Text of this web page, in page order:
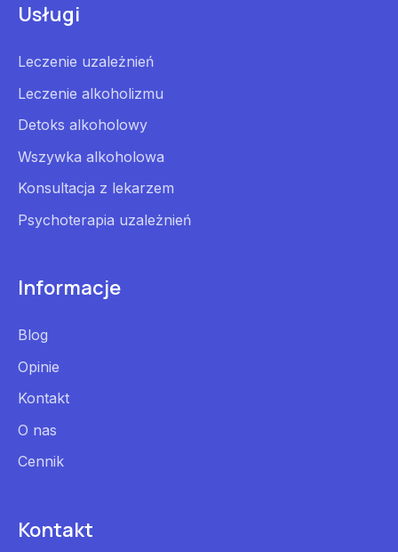
Usługi
Leczenie uzależnień
Leczenie alkoholizmu
Detoks alkoholowy
Wszywka alkoholowa
Konsultacja z lekarzem
Psychoterapia uzależnień
Informacje
Blog
Opinie
Kontakt
O nas
Cennik
Kontakt